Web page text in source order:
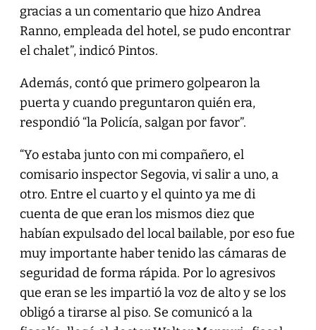
gracias a un comentario que hizo Andrea
Ranno, empleada del hotel, se pudo encontrar
el chalet”, indicó Pintos.
Además, contó que primero golpearon la
puerta y cuando preguntaron quién era,
respondió “la Policía, salgan por favor”.
“Yo estaba junto con mi compañero, el
comisario inspector Segovia, vi salir a uno, a
otro. Entre el cuarto y el quinto ya me di
cuenta de que eran los mismos diez que
habían expulsado del local bailable, por eso fue
muy importante haber tenido las cámaras de
seguridad de forma rápida. Por lo agresivos
que eran se les impartió la voz de alto y se los
obligó a tirarse al piso. Se comunicó a la